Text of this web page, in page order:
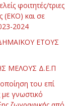
φοιτητές/τριες
(ΕΚΟ) και σε
2024
ΕΤΟΥΣ
ΜΕΛΟΥΣ Δ.Ε.Π
του επί
γνωστικό